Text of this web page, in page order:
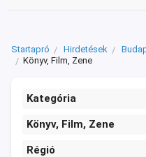
Startapró Hirdetések
Könyv, Film, Zene
Kategória
Könyv, Film, Zene
Régió